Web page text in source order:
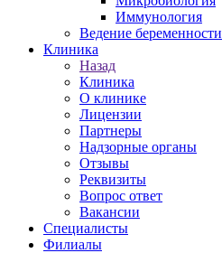
Иммунология
Ведение беременности
Клиника
Назад
Клиника
О клинике
Лицензии
Партнеры
Надзорные органы
Отзывы
Реквизиты
Вопрос ответ
Вакансии
Специалисты
Филиалы